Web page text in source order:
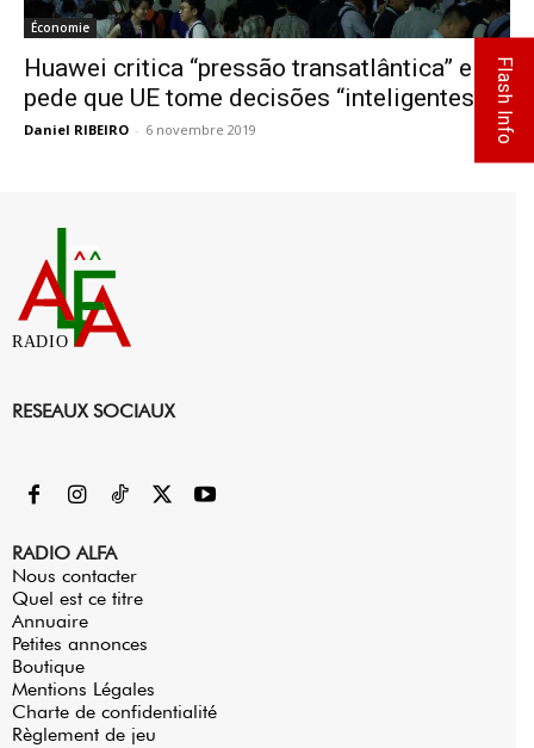
Économie
Huawei critica “pressão transatlântica” e
pede que UE tome decisões “inteligentes”
Daniel RIBEIRO - 6 novembre 2019 0
RADIO
RESEAUX SOCIAUX
RADIO ALFA
Nous contacter
Quel est ce titre
Annuaire
Petites annonces
Boutique
Mentions Légales
Charte de confidentialité
Règlement de jeu
Flash Info